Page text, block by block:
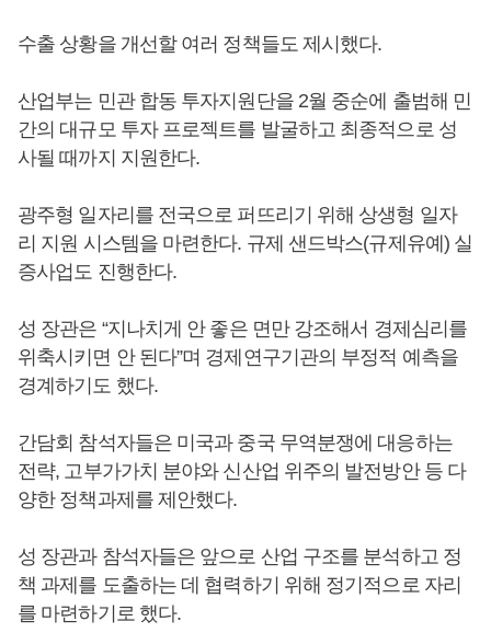
수출 상황을 개선할 여러 정책들도 제시했다.
산업부는 민관 합동 투자지원단을 2월 중순에 출범해 민
간의 대규모 투자 프로젝트를 발굴하고 최종적으로 성
사될 때까지 지원한다.
광주형 일자리를 전국으로 퍼뜨리기 위해 상생형 일자
리 지원 시스템을 마련한다. 규제 샌드박스(규제유예) 실
증사업도 진행한다.
성 장관은 “지나치게 안 좋은 면만 강조해서 경제심리를
위축시키면 안 된다”며 경제연구기관의 부정적 예측을
경계하기도 했다.
간담회 참석자들은 미국과 중국 무역분쟁에 대응하는
전략, 고부가가치 분야와 신산업 위주의 발전방안 등 다
양한 정책과제를 제안했다.
성 장관과 참석자들은 앞으로 산업 구조를 분석하고 정
책 과제를 도출하는 데 협력하기 위해 정기적으로 자리
를 마련하기로 했다.